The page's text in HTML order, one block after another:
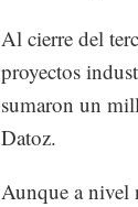
Al cierre del
proyectos
sumaron un
Datoz.
Aunque a nivel